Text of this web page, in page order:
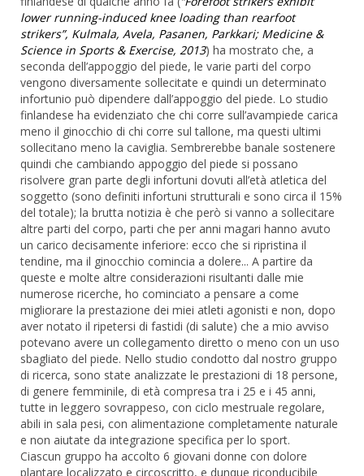
lower running-induced knee loading than rearfoot
strikers”, Kulmala, Avela, Pasanen, Parkkari; Medicine &
Science in Sports & Exercise, 2013) ha mostrato che, a
seconda dell’appoggio del piede, le varie parti del corpo
vengono diversamente sollecitate e quindi un determinato
infortunio può dipendere dall’appoggio del piede. Lo studio
finlandese ha evidenziato che chi corre sull’avampiede carica
meno il ginocchio di chi corre sul tallone, ma questi ultimi
sollecitano meno la caviglia. Sembrerebbe banale sostenere
quindi che cambiando appoggio del piede si possano
risolvere gran parte degli infortuni dovuti all’età atletica del
soggetto (sono definiti infortuni strutturali e sono circa il 15%
del totale); la brutta notizia è che però si vanno a sollecitare
altre parti del corpo, parti che per anni magari hanno avuto
un carico decisamente inferiore: ecco che si ripristina il
tendine, ma il ginocchio comincia a dolere... A partire da
queste e molte altre considerazioni risultanti dalle mie
numerose ricerche, ho cominciato a pensare a come
migliorare la prestazione dei miei atleti agonisti e non, dopo
aver notato il ripetersi di fastidi (di salute) che a mio avviso
potevano avere un collegamento diretto o meno con un uso
sbagliato del piede. Nello studio condotto dal nostro gruppo
di ricerca, sono state analizzate le prestazioni di 18 persone,
di genere femminile, di età compresa tra i 25 e i 45 anni,
tutte in leggero sovrappeso, con ciclo mestruale regolare,
abili in sala pesi, con alimentazione completamente naturale
e non aiutate da integrazione specifica per lo sport.
Ciascun gruppo ha accolto 6 giovani donne con dolore
plantare localizzato e circoscritto, e dunque riconducibile